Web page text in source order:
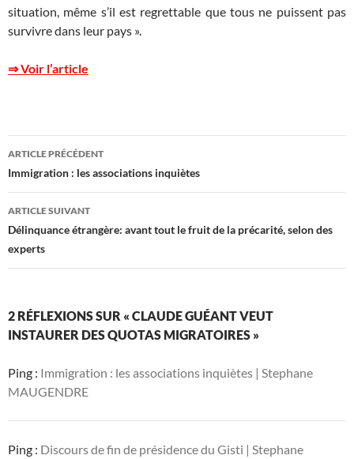
situation, même s’il est regrettable que tous ne puissent pas
survivre dans leur pays ».
⇒ Voir l’article
Navigation
des
articles
ARTICLE PRÉCÉDENT
Immigration : les associations inquiètes
ARTICLE SUIVANT
Délinquance étrangère: avant tout le fruit de la précarité, selon des
experts
2 RÉFLEXIONS SUR « CLAUDE GUÉANT VEUT
INSTAURER DES QUOTAS MIGRATOIRES »
Ping : Immigration : les associations inquiètes | Stephane
MAUGENDRE
Ping : Discours de fin de présidence du Gisti | Stephane